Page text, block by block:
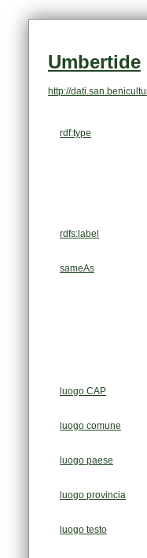
Umbertide
http://
rdf:type
rdfs:label
sameAs
luogo CAP
luogo comune
luogo paese
luogo provincia
luogo testo